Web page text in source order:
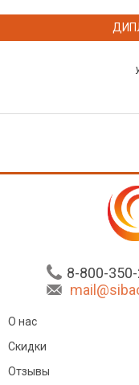
8-800-
О нас
Скидки
Отзывы